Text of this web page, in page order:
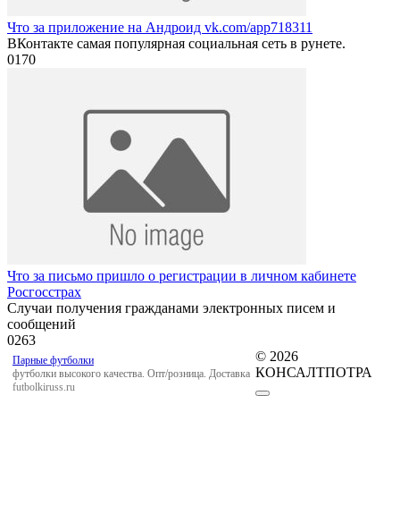
Что за приложение на Андроид vk.com/app718311
ВКонтакте самая популярная социальная сеть в рунете.
0170
Что за письмо пришло о регистрации в личном кабинете
Росгосстрах
Случаи получения гражданами электронных писем и
сообщений
0263
Парные футболки
футболки высокого качества. Опт/розница. Доставка
futbolkiruss.ru
© 2026
КОНСАЛТПОТРА